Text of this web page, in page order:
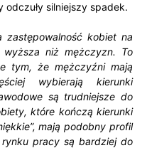
silniejszy spadek.
zastępowalność kobiet na
niż mężczyzn. To
tym, że mężczyźni mają
wybierają kierunki
są trudniejsze do
które kończą kierunki
mają podobny profil
pracy są bardziej do